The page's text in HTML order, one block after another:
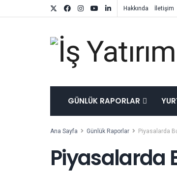
Hakkında İletişim
GÜNLÜK RAPORLAR
Ana Sayfa Günlük Raporlar Piyasalarda
Piyasalarda